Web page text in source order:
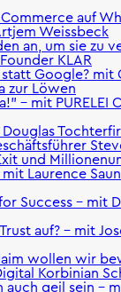
auf
Weissbeck
an, um sie zu
KLAR
Google?
zur Löwen
- mit PURELEI
und
Laurence
Success – mit
auf? – mit
wollen wir
Korbinian
auch geil sein –